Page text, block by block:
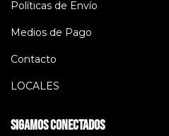
Políticas de Envío
Medios de Pago
Contacto
LOCALES
Sigamos conectados